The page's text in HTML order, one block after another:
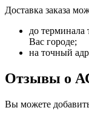
Доставка заказа
до
Вас городе;
на точный
Отзывы о
Вы можете